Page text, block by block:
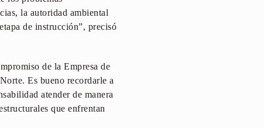
la autoridad ambiental
de instrucción”, precisó
de la Empresa de
Es bueno recordarle a
atender de manera
que enfrentan